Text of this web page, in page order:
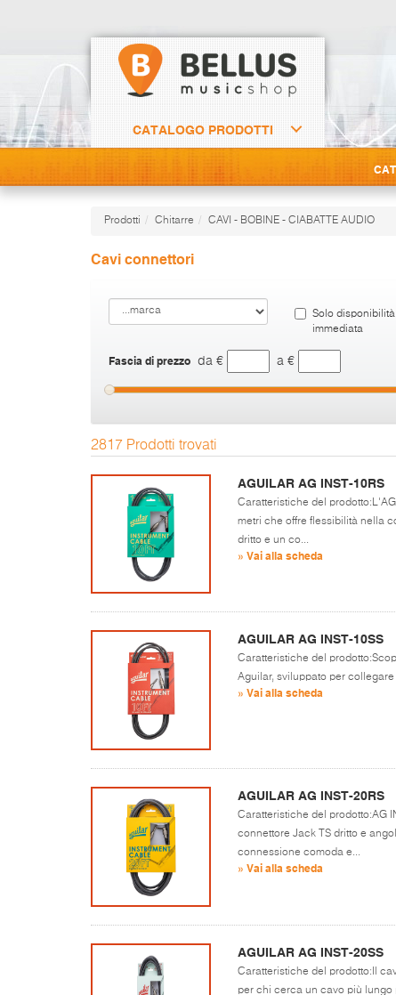
CATALOGO PRODOTTI
Prodotti Chitarre CAVI - BOBINE - CIABATTE AUDIO
Cavi connettori
Solo disponibilità
immediata
Fascia di prezzo da € a €
2817 Prodotti trovati
AGUILAR AG INST-10RS
Caratteristiche del
metri che offre flessibilità nella
dritto e un co...
» Vai alla scheda
AGUILAR AG INST-10SS
Caratteristiche del
Aguilar, sviluppato per
» Vai alla scheda
AGUILAR AG INST-20RS
Caratteristiche del prodotto:AG
connettore Jack TS dritto e
connessione comoda e...
» Vai alla scheda
AGUILAR AG INST-20SS
Caratteristiche del prodotto:Il
per chi cerca un cavo più lungo